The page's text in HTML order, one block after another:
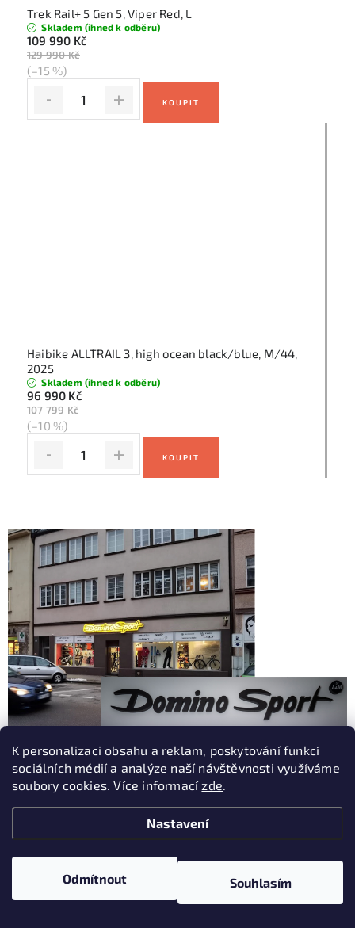
K personalizaci obsahu a reklam, poskytování funkcí
sociálních médií a analýze naší návštěvnosti využíváme
soubory cookies. Více informacízde.
Nastavení
Odmítnout Souhlasím
Trek Rail+ 5 Gen 5, Viper Red, L
Skladem (ihned k odběru)
109 990 Kč
129 990 Kč
(–15 %)
Haibike ALLTRAIL 3, high ocean black/blue, M/44,
2025
Skladem (ihned k odběru)
96 990 Kč
107 799 Kč
(–10 %)
DOMINOSPORT.CZ - Váš